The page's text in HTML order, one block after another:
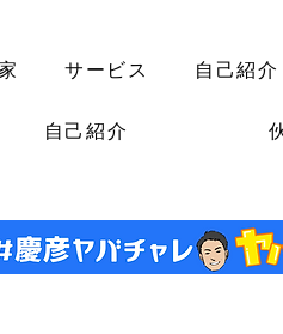
サービス 自己紹介
自己紹介